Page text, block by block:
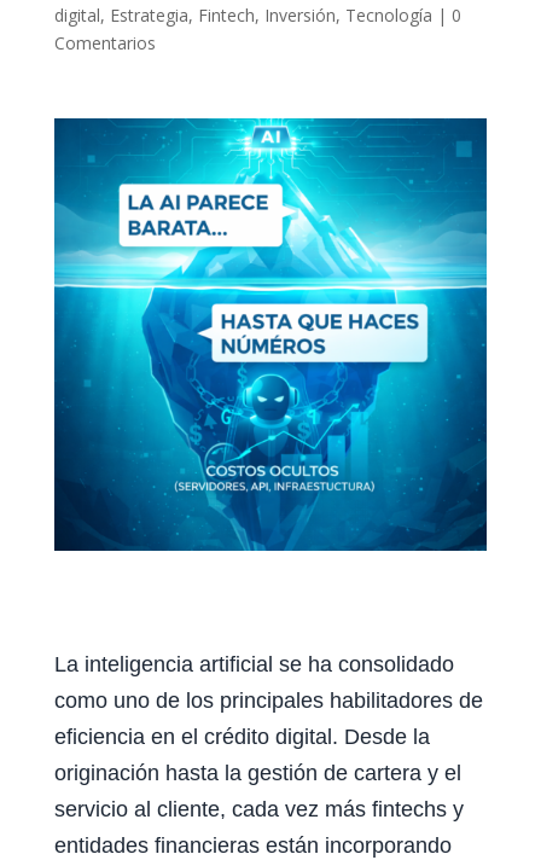
digital, Estrategia, Fintech, Inversión, Tecnología | 0
Comentarios
La inteligencia artificial se ha consolidado
como uno de los principales habilitadores de
eficiencia en el crédito digital. Desde la
originación hasta la gestión de cartera y el
servicio al cliente, cada vez más fintechs y
entidades financieras están incorporando